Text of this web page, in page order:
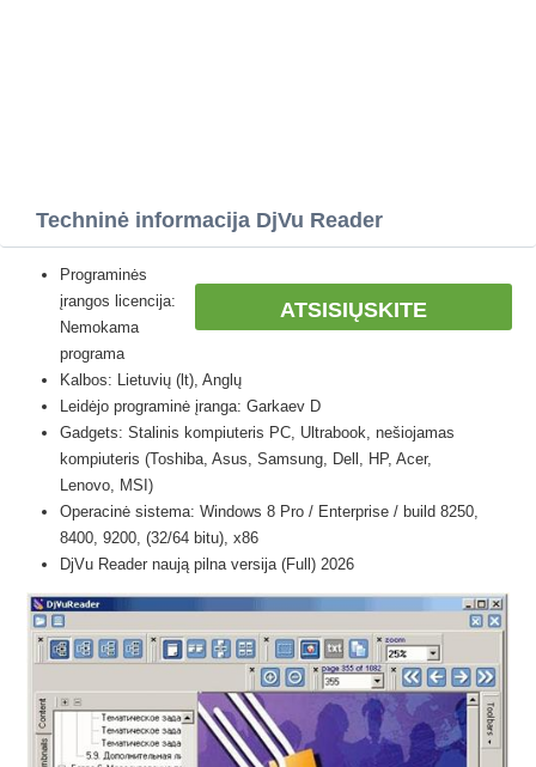
Techninė informacija DjVu Reader
ATSISIŲSKITE
Programinės
įrangos licencija:
Nemokama
programa
Kalbos: Lietuvių (lt), Anglų
Leidėjo programinė įranga: Garkaev D
Gadgets: Stalinis kompiuteris PC, Ultrabook, nešiojamas
kompiuteris (Toshiba, Asus, Samsung, Dell, HP, Acer,
Lenovo, MSI)
Operacinė sistema: Windows 8 Pro / Enterprise / build 8250,
8400, 9200, (32/64 bitu), x86
DjVu Reader naują pilna versija (Full) 2026